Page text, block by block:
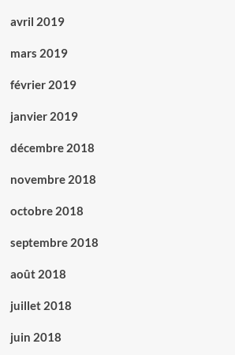
avril 2019
mars 2019
février 2019
janvier 2019
décembre 2018
novembre 2018
octobre 2018
septembre 2018
août 2018
juillet 2018
juin 2018